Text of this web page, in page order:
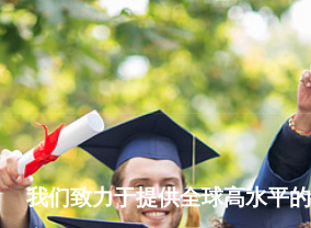
Skip
to
content
我们致力于提供全球高水平